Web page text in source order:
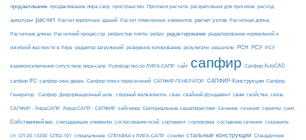
продавливание продавливание лира сапр пространство Протокол расчета раскрепления для прогибов расход
арматуры расчет Расчет кирпичных зданий Расчет отмеченных элементов расчет узлов Расчетная длина
Расчетные длины Расчетный процессор ребристые плиты ребро редактирование редактирование нормальной и
изгибной жесткости в Лире редактор загружений резервное копирование результаты решатель РСН РСУ РСУ
взаимоисключения сопутствие лира-сапр Руководство по ЛИРА-САПР сайт сапфир Сапфир AutoCAD
сапфир IFC сапфир окно дверь Сапфир поиск пересечений САПФИР-ГЕНЕРАТОР САПФИР-Конструкции Сапфир.
Генератор. Сапфир. Деформационный шов. сборный железобетон сваи свайный фундамент свая свойства связь
САПФИР - ЛираСАПР. ЛирасСАПР - САПФИР сейсмика Секториальные характеристики Сечение сечения скрипты снип
Собственный вес совпадающие элементы согласование осей сортамент сортировка составные сечения сохранить
сп СП 20.13330 СП52-101 специальные СПРАВКА к ЛИРА-САПР ссылки стальные конструкции Стандартные